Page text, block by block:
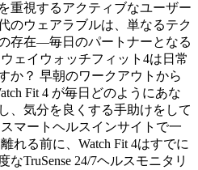
重視するアクティブなユーザー
のウェアラブルは、単なるテク
存在—毎日のパートナーとなる
ェイウォッチフィット4は日常
か？ 早朝のワークアウトから
Fit 4 が毎日どのようにあな
、気分を良くする手助けをして
マートヘルスインサイトで一
れる前に、Watch Fit 4はすでに
TruSense 24/7ヘルスモニタリ